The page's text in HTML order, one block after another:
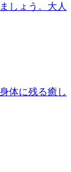
しょう。大人
体に残る癒し